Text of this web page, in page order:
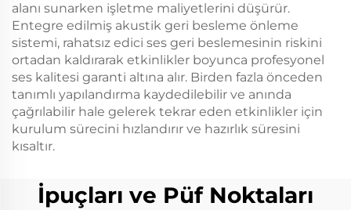
alanı sunarken işletme maliyetlerini düşürür.
Entegre edilmiş akustik geri besleme önleme
sistemi, rahatsız edici ses geri beslemesinin riskini
ortadan kaldırarak etkinlikler boyunca profesyonel
ses kalitesi garanti altına alır. Birden fazla önceden
tanımlı yapılandırma kaydedilebilir ve anında
çağrılabilir hale gelerek tekrar eden etkinlikler için
kurulum sürecini hızlandırır ve hazırlık süresini
kısaltır.
İpuçları ve Püf Noktaları